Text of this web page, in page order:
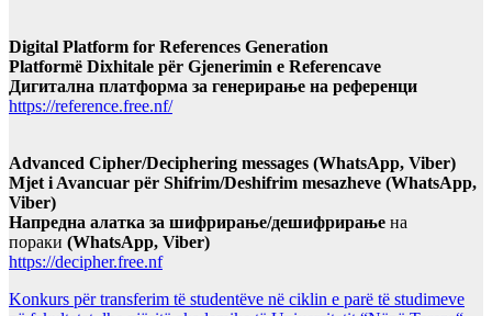
Digital Platform for References Generation
Platformë Dixhitale për Gjenerimin e Referencave
Дигитална платформа за генерирање на референци
https://reference.free.nf/
Advanced Cipher/Deciphering messages (WhatsApp, Viber)
Mjet i Avancuar për Shifrim/Deshifrim mesazheve (WhatsApp,
Viber)
Напредна алатка за шифрирање/дешифрирање на
пораки (WhatsApp, Viber)
https://decipher.free.nf
Konkurs për transferim të studentëve në ciklin e parë të studimeve